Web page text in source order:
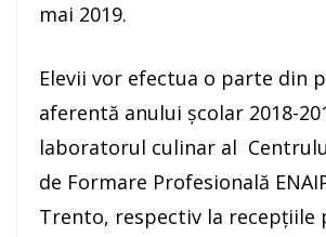
mai 2019.
Elevii vor efectua o parte din
aferentă anului școlar 2018-
laboratorul culinar al
de Formare Profesională
Trento, respectiv la recepțiile